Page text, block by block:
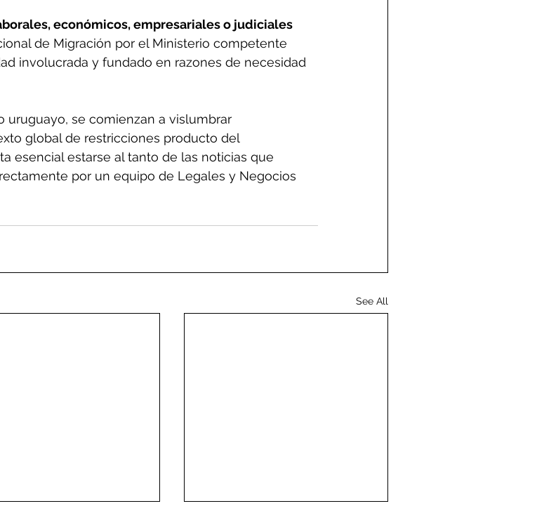
económicos, empresariales o judiciales
de Migración por el Ministerio competente
involucrada y fundado en razones de necesidad
uruguayo, se comienzan a vislumbrar
global de restricciones producto del
esencial estarse al tanto de las noticias que
por un equipo de Legales y Negocios
See All